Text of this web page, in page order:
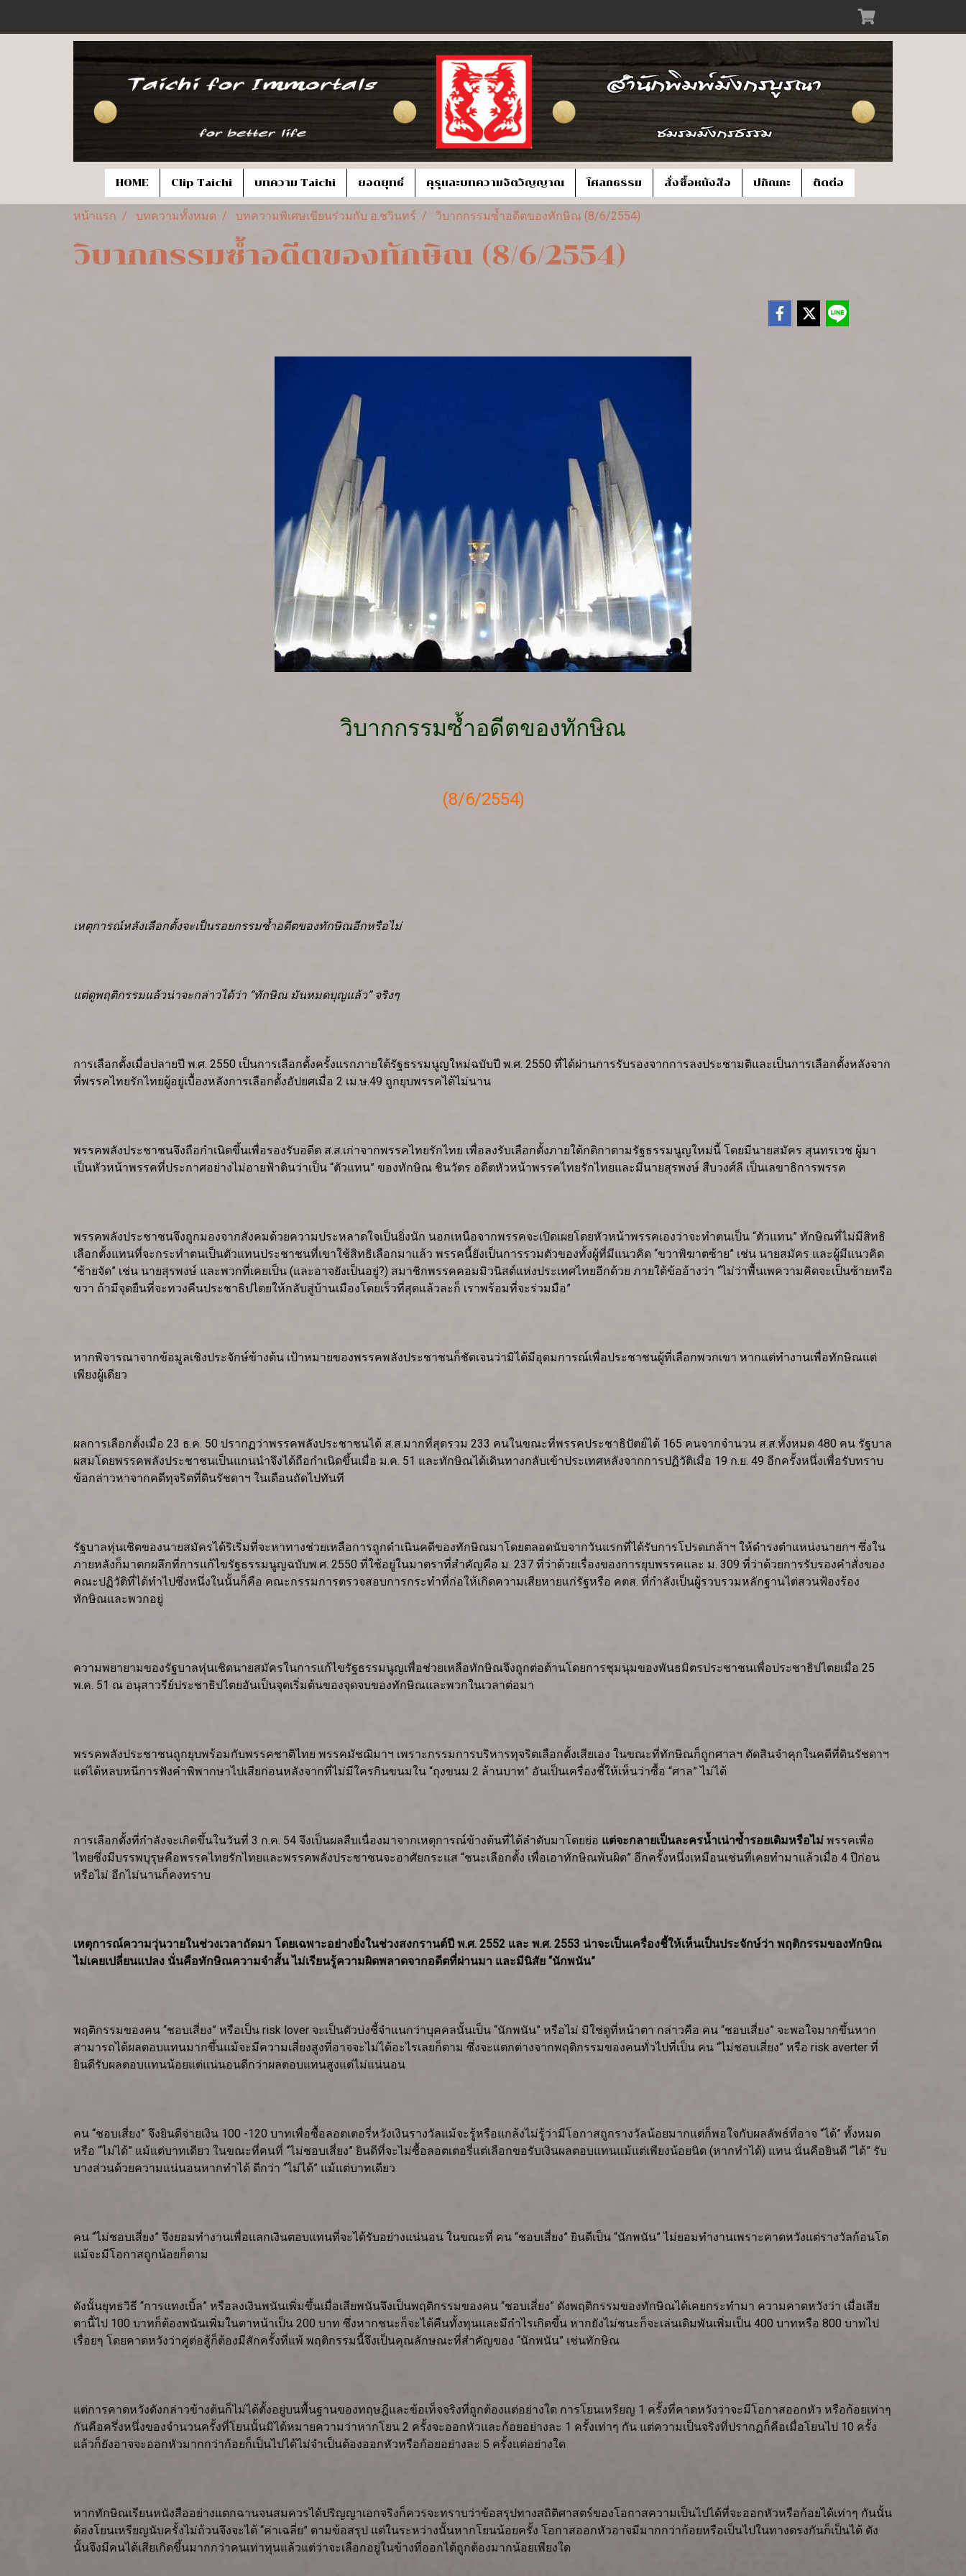
HOME Clip Taichi บทความ Taichi ยอดยุทธ์ คุรุและบทความจิตวิญญาณ โศลกธรรม สั่งซื้อหนังสือ ปกิณกะ ติดต่อ
หน้าแรก บทความทั้งหมด บทความพิเศษเขียนร่วมกับ อ.ชวินทร์ วิบากกรรมซ้ำอดีตของทักษิณ (8/6/2554)
วิบากกรรมซ้ำอดีตของทักษิณ (8/6/2554)
วิบากกรรมซ้ำอดีตของทักษิณ
(8/6/2554)
เหตุการณ์หลังเลือกตั้งจะเป็นรอยกรรมซ้ำอดีตของทักษิณอีกหรือไม่
แต่ดูพฤติกรรมแล้วน่าจะกล่าวได้ว่า “ทักษิณ มันหมดบุญแล้ว” จริงๆ
การเลือกตั้งเมื่อปลายปี พ.ศ. 2550 เป็นการเลือกตั้งครั้งแรกภายใต้รัฐธรรมนูญใหม่ฉบับปี พ.ศ. 2550 ที่ได้ผ่านการรับรองจากการลงประชามติและเป็นการเลือกตั้งหลังจาก
ที่พรรคไทยรักไทยผู้อยู่เบื้องหลังการเลือกตั้งอัปยศเมื่อ 2 เม.ษ.49 ถูกยุบพรรคได้ไม่นาน
พรรคพลังประชาชนจึงถือกำเนิดขึ้นเพื่อรองรับอดีต ส.ส.เก่าจากพรรคไทยรักไทย เพื่อลงรับเลือกตั้งภายใต้กติกาตามรัฐธรรมนูญใหม่นี้ โดยมีนายสมัคร สุนทรเวช ผู้มา
เป็นหัวหน้าพรรคที่ประกาศอย่างไม่อายฟ้าดินว่าเป็น “ตัวแทน” ของทักษิณ ชินวัตร อดีตหัวหน้าพรรคไทยรักไทยและมีนายสุรพงษ์ สืบวงศ์ลี เป็นเลขาธิการพรรค
พรรคพลังประชาชนจึงถูกมองจากสังคมด้วยความประหลาดใจเป็นยิ่งนัก นอกเหนือจากพรรคจะเปิดเผยโดยหัวหน้าพรรคเองว่าจะทำตนเป็น “ตัวแทน” ทักษิณที่ไม่มีสิทธิ
เลือกตั้งแทนที่จะกระทำตนเป็นตัวแทนประชาชนที่เขาใช้สิทธิเลือกมาแล้ว พรรคนี้ยังเป็นการรวมตัวของทั้งผู้ที่มีแนวคิด “ขวาพิฆาตซ้าย” เช่น นายสมัคร และผู้มีแนวคิด
“ซ้ายจัด” เช่น นายสุรพงษ์ และพวกที่เคยเป็น (และอาจยังเป็นอยู่?) สมาชิกพรรคคอมมิวนิสต์แห่งประเทศไทยอีกด้วย ภายใต้ข้ออ้างว่า “ไม่ว่าพื้นเพความคิดจะเป็นซ้ายหรือ
ขวา ถ้ามีจุดยืนที่จะทวงคืนประชาธิปไตยให้กลับสู่บ้านเมืองโดยเร็วที่สุดแล้วละก็ เราพร้อมที่จะร่วมมือ”
หากพิจารณาจากข้อมูลเชิงประจักษ์ข้างต้น เป้าหมายของพรรคพลังประชาชนก็ชัดเจนว่ามิได้มีอุดมการณ์เพื่อประชาชนผู้ที่เลือกพวกเขา หากแต่ทำงานเพื่อทักษิณแต่
เพียงผู้เดียว
ผลการเลือกตั้งเมื่อ 23 ธ.ค. 50 ปรากฏว่าพรรคพลังประชาชนได้ ส.ส.มากที่สุดรวม 233 คนในขณะที่พรรคประชาธิปัตย์ได้ 165 คนจากจำนวน ส.ส.ทั้งหมด 480 คน รัฐบาล
ผสมโดยพรรคพลังประชาชนเป็นแกนนำจึงได้ถือกำเนิดขึ้นเมื่อ ม.ค. 51 และทักษิณได้เดินทางกลับเข้าประเทศหลังจากการปฏิวัติเมื่อ 19 ก.ย. 49 อีกครั้งหนึ่งเพื่อรับทราบ
ข้อกล่าวหาจากคดีทุจริตที่ดินรัชดาฯ ในเดือนถัดไปทันที
รัฐบาลหุ่นเชิดของนายสมัครได้ริเริ่มที่จะหาทางช่วยเหลือการถูกดำเนินคดีของทักษิณมาโดยตลอดนับจากวันแรกที่ได้รับการโปรดเกล้าฯ ให้ดำรงตำแหน่งนายกฯ ซึ่งใน
ภายหลังก็มาตกผลึกที่การแก้ไขรัฐธรรมนูญฉบับพ.ศ. 2550 ที่ใช้อยู่ในมาตราที่สำคัญคือ ม. 237 ที่ว่าด้วยเรื่องของการยุบพรรคและ ม. 309 ที่ว่าด้วยการรับรองคำสั่งของ
คณะปฏิวัติที่ได้ทำไปซึ่งหนึ่งในนั้นก็คือ คณะกรรมการตรวจสอบการกระทำที่ก่อให้เกิดความเสียหายแก่รัฐหรือ คตส. ที่กำลังเป็นผู้รวบรวมหลักฐานไต่สวนฟ้องร้อง
ทักษิณและพวกอยู่
ความพยายามของรัฐบาลหุ่นเชิดนายสมัครในการแก้ไขรัฐธรรมนูญเพื่อช่วยเหลือทักษิณจึงถูกต่อต้านโดยการชุมนุมของพันธมิตรประชาชนเพื่อประชาธิปไตยเมื่อ 25
พ.ค. 51 ณ อนุสาวรีย์ประชาธิปไตยอันเป็นจุดเริ่มต้นของจุดจบของทักษิณและพวกในเวลาต่อมา
พรรคพลังประชาชนถูกยุบพร้อมกับพรรคชาติไทย พรรคมัชฌิมาฯ เพราะกรรมการบริหารทุจริตเลือกตั้งเสียเอง ในขณะที่ทักษิณก็ถูกศาลฯ ตัดสินจำคุกในคดีที่ดินรัชดาฯ
แต่ได้หลบหนีการฟังคำพิพากษาไปเสียก่อนหลังจากที่ไม่มีใครกินขนมใน “ถุงขนม 2 ล้านบาท” อันเป็นเครื่องชี้ให้เห็นว่าซื้อ “ศาล” ไม่ได้
การเลือกตั้งที่กำลังจะเกิดขึ้นในวันที่ 3 ก.ค. 54 จึงเป็นผลสืบเนื่องมาจากเหตุการณ์ข้างต้นที่ได้ลำดับมาโดยย่อ แต่จะกลายเป็นละครน้ำเน่าซ้ำรอยเดิมหรือไม่ พรรคเพื่อ
ไทยซึ่งมีบรรพบุรุษคือพรรคไทยรักไทยและพรรคพลังประชาชนจะอาศัยกระแส “ชนะเลือกตั้ง เพื่อเอาทักษิณพ้นผิด” อีกครั้งหนึ่งเหมือนเช่นที่เคยทำมาแล้วเมื่อ 4 ปีก่อน
หรือไม่ อีกไม่นานก็คงทราบ
เหตุการณ์ความวุ่นวายในช่วงเวลาถัดมา โดยเฉพาะอย่างยิ่งในช่วงสงกรานต์ปี พ.ศ. 2552 และ พ.ศ. 2553 น่าจะเป็นเครื่องชี้ให้เห็นเป็นประจักษ์ว่า พฤติกรรมของทักษิณ
ไม่เคยเปลี่ยนแปลง นั่นคือทักษิณความจำสั้น ไม่เรียนรู้ความผิดพลาดจากอดีตที่ผ่านมา และมีนิสัย “นักพนัน”
พฤติกรรมของคน “ชอบเสี่ยง” หรือเป็น risk lover จะเป็นตัวบ่งชี้จำแนกว่าบุคคลนั้นเป็น “นักพนัน” หรือไม่ มิใช่ดูที่หน้าตา กล่าวคือ คน “ชอบเสี่ยง” จะพอใจมากขึ้นหาก
สามารถได้ผลตอบแทนมากขึ้นแม้จะมีความเสี่ยงสูงที่อาจจะไม่ได้อะไรเลยก็ตาม ซึ่งจะแตกต่างจากพฤติกรรมของคนทั่วไปที่เป็น คน “ไม่ชอบเสี่ยง” หรือ risk averter ที่
ยินดีรับผลตอบแทนน้อยแต่แน่นอนดีกว่าผลตอบแทนสูงแต่ไม่แน่นอน
คน “ชอบเสี่ยง” จึงยินดีจ่ายเงิน 100 -120 บาทเพื่อซื้อลอตเตอรี่หวังเงินรางวัลแม้จะรู้หรือแกล้งไม่รู้ว่ามีโอกาสถูกรางวัลน้อยมากแต่ก็พอใจกับผลลัพธ์ที่อาจ “ได้” ทั้งหมด
หรือ “ไม่ได้” แม้แต่บาทเดียว ในขณะที่คนที่ “ไม่ชอบเสี่ยง” ยินดีที่จะไม่ซื้อลอตเตอรี่แต่เลือกขอรับเงินผลตอบแทนแม้แต่เพียงน้อยนิด (หากทำได้) แทน นั่นคือยินดี “ได้” รับ
บางส่วนด้วยความแน่นอนหากทำได้ ดีกว่า “ไม่ได้” แม้แต่บาทเดียว
คน “ไม่ชอบเสี่ยง” จึงยอมทำงานเพื่อแลกเงินตอบแทนที่จะได้รับอย่างแน่นอน ในขณะที่ คน “ชอบเสี่ยง” ยินดีเป็น “นักพนัน” ไม่ยอมทำงานเพราะคาดหวังแต่รางวัลก้อนโต
แม้จะมีโอกาสถูกน้อยก็ตาม
ดังนั้นยุทธวิธี “การแทงเบิ้ล” หรือลงเงินพนันเพิ่มขึ้นเมื่อเสียพนันจึงเป็นพฤติกรรมของคน “ชอบเสี่ยง” ดังพฤติกรรมของทักษิณได้เคยกระทำมา ความคาดหวังว่า เมื่อเสีย
ตานี้ไป 100 บาทก็ต้องพนันเพิ่มในตาหน้าเป็น 200 บาท ซึ่งหากชนะก็จะได้คืนทั้งทุนและมีกำไรเกิดขึ้น หากยังไม่ชนะก็จะเล่นเดิมพันเพิ่มเป็น 400 บาทหรือ 800 บาทไป
เรื่อยๆ โดยคาดหวังว่าคู่ต่อสู้ก็ต้องมีสักครั้งที่แพ้ พฤติกรรมนี้จึงเป็นคุณลักษณะที่สำคัญของ “นักพนัน” เช่นทักษิณ
แต่การคาดหวังดังกล่าวข้างต้นก็ไม่ได้ตั้งอยู่บนพื้นฐานของทฤษฎีและข้อเท็จจริงที่ถูกต้องแต่อย่างใด การโยนเหรียญ 1 ครั้งที่คาดหวังว่าจะมีโอกาสออกหัว หรือก้อยเท่าๆ
กันคือครึ่งหนึ่งของจำนวนครั้งที่โยนนั้นมิได้หมายความว่าหากโยน 2 ครั้งจะออกหัวและก้อยอย่างละ 1 ครั้งเท่าๆ กัน แต่ความเป็นจริงที่ปรากฏก็คือเมื่อโยนไป 10 ครั้ง
แล้วก็ยังอาจจะออกหัวมากกว่าก้อยก็เป็นไปได้ไม่จำเป็นต้องออกหัวหรือก้อยอย่างละ 5 ครั้งแต่อย่างใด
หากทักษิณเรียนหนังสืออย่างแตกฉานจนสมควรได้ปริญญาเอกจริงก็ควรจะทราบว่าข้อสรุปทางสถิติศาสตร์ของโอกาสความเป็นไปได้ที่จะออกหัวหรือก้อยได้เท่าๆ กันนั้น
ต้องโยนเหรียญนับครั้งไม่ถ้วนจึงจะได้ “ค่าเฉลี่ย” ตามข้อสรุป แต่ในระหว่างนั้นหากโยนน้อยครั้ง โอกาสออกหัวอาจมีมากกว่าก้อยหรือเป็นไปในทางตรงกันก็เป็นได้ ดัง
นั้นจึงมีคนได้เสียเกิดขึ้นมากกว่าคนเท่าทุนแล้วแต่ว่าจะเลือกอยู่ในข้างที่ออกได้ถูกต้องมากน้อยเพียงใด